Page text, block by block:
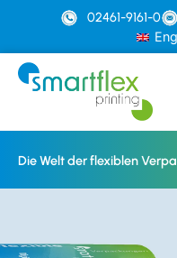
02461-9161-0
Die Welt der flexiblen